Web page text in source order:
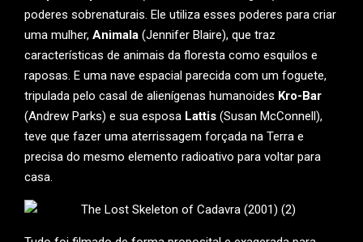
poderes sobrenaturais. Ele utiliza esses poderes para criar
uma mulher, Animala (Jennifer Blaire), que traz
características de animais da floresta como esquilos e
raposas. E uma nave espacial parecida com um foguete,
tripulada pelo casal de alienígenas humanoides Kro-Bar
(Andrew Parks) e sua esposa Lattis (Susan McConnell),
teve que fazer uma aterrissagem forçada na Terra e
precisa do mesmo elemento radioativo para voltar para
casa.